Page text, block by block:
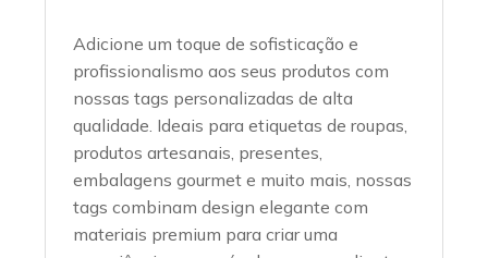
Adicione um toque de sofisticação e
profissionalismo aos seus produtos com
nossas tags personalizadas de alta
qualidade. Ideais para etiquetas de roupas,
produtos artesanais, presentes,
embalagens gourmet e muito mais, nossas
tags combinam design elegante com
materiais premium para criar uma